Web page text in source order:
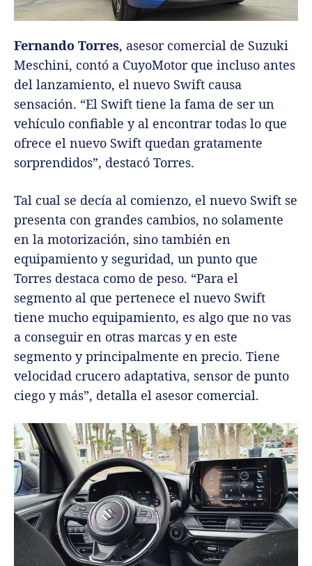
Fernando Torres, asesor comercial de Suzuki
Meschini, contó a CuyoMotor que incluso antes
del lanzamiento, el nuevo Swift causa
sensación. “El Swift tiene la fama de ser un
vehículo confiable y al encontrar todas lo que
ofrece el nuevo Swift quedan gratamente
sorprendidos”, destacó Torres.
Tal cual se decía al comienzo, el nuevo Swift se
presenta con grandes cambios, no solamente
en la motorización, sino también en
equipamiento y seguridad, un punto que
Torres destaca como de peso. “Para el
segmento al que pertenece el nuevo Swift
tiene mucho equipamiento, es algo que no vas
a conseguir en otras marcas y en este
segmento y principalmente en precio. Tiene
velocidad crucero adaptativa, sensor de punto
ciego y más”, detalla el asesor comercial.